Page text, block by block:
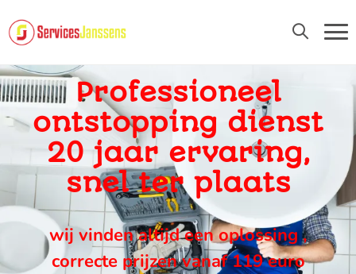
Professioneel
ontstopping dienst
20 jaar ervaring,
snel ter plaats
wij vinden altijd een oplossing ,
correcte prijzen vanaf 119 euro